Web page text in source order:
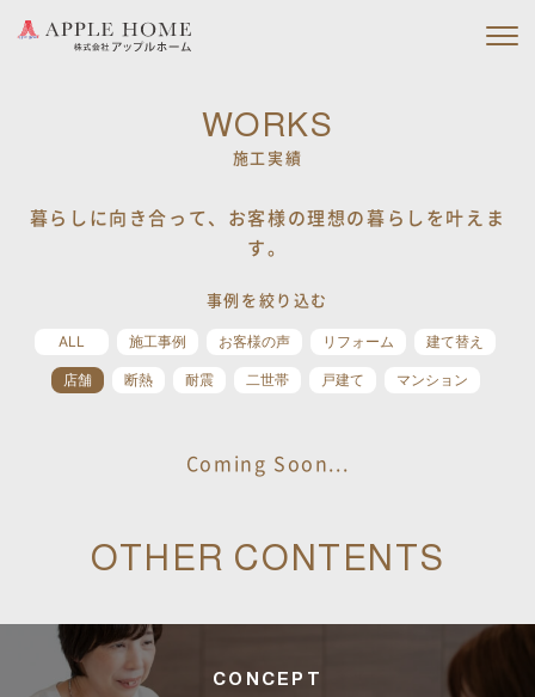
施工実績
ブログ
ニュース
イベント情報
資料請求・お問い合わせ
WORKS
施工実績
暮らしに向き合って、お客様の理想の暮らしを叶えま
す。
事例を絞り込む
ALL 施工事例 お客様の声 リフォーム 建て替え
店舗 断熱 耐震 二世帯 戸建て マンション
Coming Soon...
OTHER CONTENTS
CONCEPT